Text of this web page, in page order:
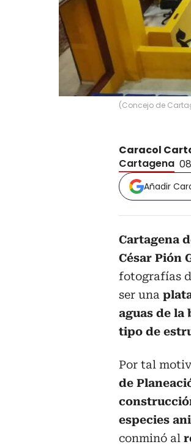
(Concejo de
Caracol
Cartagena
Añadir
Cartagena
César Pión
fotografías
ser una
aguas de la
tipo de
Por tal
de
especies
conminó al